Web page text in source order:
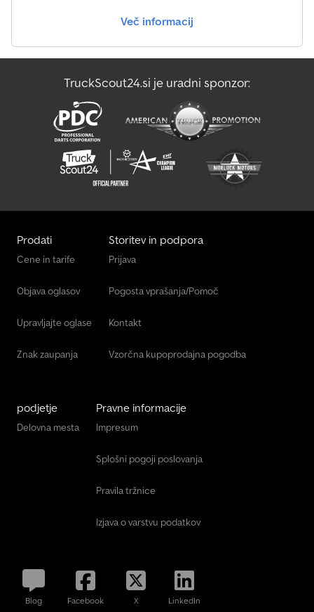
Več informacij
TruckScout24.si je uradni sponzor:
Prodati
Cene in tarife
Objava oglasov
Upravljajte oglase
Znak zaupanja
Storitev in podpora
Prijava
Pogosta vprašanja/Pomoč
Kontakt
Vzorčna kupoprodajna pogodba
podjetje
Delovna mesta
Pravne informacije
Impresum
Splošni pogoji poslovanja
Pravila tržnice
Izjava o varstvu podatkov
Blog Facebook X LinkedIn